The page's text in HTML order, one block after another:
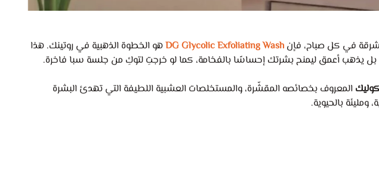
في كل صباح، فإن DG Glycolic Exfoliating Washهو الخطوة الذهبية في روتينك. هذا
بل يذهب أعمق ليمنح بشرتك إحساسًا بالفخامة، كما لو خرجتِ لتوكِ من جلسة سبا فاخرة.
المعروف بخصائصه المقشّرة، والمستخلصات العشبية اللطيفة التي تهدئ البشرة
ومليئة بالحيوية.